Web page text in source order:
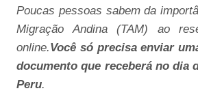
Poucas pessoas sabem da
Migração Andina (TAM) ao
online.Você só precisa enviar
documento que receberá no dia
Peru.